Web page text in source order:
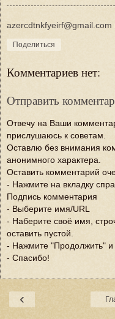
azercdtnkfyeirf@gmail.com
Поделиться
Комментариев нет:
Отправить
Отвечу на Ваши
прислушаюсь к советам.
Оставлю без внимания
анонимного характера.
Оставить комментарий
- Нажмите на вкладку
Подпись комментария
- Выберите имя/URL
- Наберите своё имя,
оставить пустой.
- Нажмите "Продолжить" и
- Спасибо!
‹